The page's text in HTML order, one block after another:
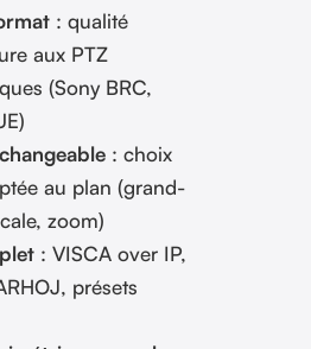
: qualité
aux PTZ
(Sony BRC,
: choix
au plan (grand-
zoom)
: VISCA over IP,
présets